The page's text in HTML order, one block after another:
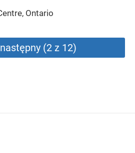
Ontario
(2 z 12)